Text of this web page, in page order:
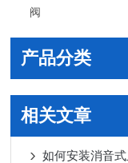
阀
产品分类
相关文章
如何安装消音